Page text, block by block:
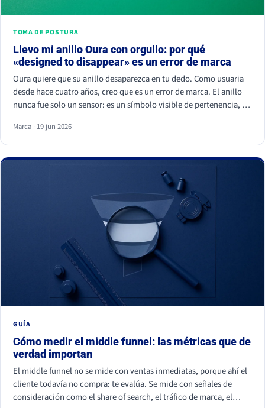
TOMA DE POSTURA
Llevo mi anillo Oura con orgullo: por qué
«designed to disappear» es un error de marca
Oura quiere que su anillo desaparezca en tu dedo. Como usuaria
desde hace cuatro años, creo que es un error de marca. El anillo
nunca fue solo un sensor: es un símbolo visible de pertenencia, un
símbolo, apagas a la comunidad que lo hizo valer.
Marca · 19 jun 2026
GUÍA
Cómo medir el middle funnel: las métricas que de
verdad importan
El middle funnel no se mide con ventas inmediatas, porque ahí el
cliente todavía no compra: te evalúa. Se mide con señales de
consideración como el share of search, el tráfico de marca, el